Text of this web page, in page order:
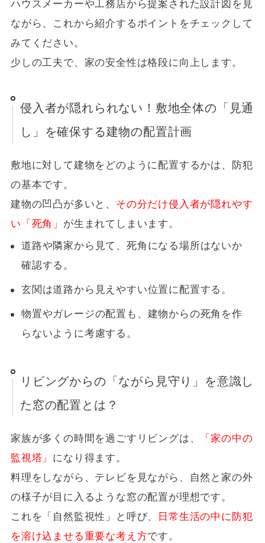
ハウスメーカーや工務店から提案された設計図を見
ながら、これから紹介するポイントをチェックして
みてください。
少しの工夫で、家の安全性は格段に向上します。
侵入者が隠れられない！敷地全体の「見通
し」を確保する建物の配置計画
敷地に対して建物をどのように配置するかは、防犯
の基本です。
建物の凹凸が多いと、 その分だけ侵入者が隠れやす
い「死角」 が生まれてしまいます。
道路や隣家から見て、死角になる場所はないか
確認する。
玄関は道路から見えやすい位置に配置する。
物置やガレージの配置も、建物からの死角を作
らないように考慮する。
リビングからの「ながら見守り」を意識し
た窓の配置とは？
家族が多くの時間を過ごすリビングは、
「家の中の
監視塔」 になり得ます。
料理をしながら、テレビを見ながら、自然と家の外
の様子が目に入るような窓の配置が理想です。
これを「自然監視性」と呼び、
日常生活の中に防犯
を溶け込ませる重要な考え方です。